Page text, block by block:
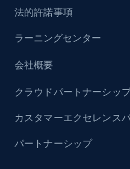
image, Name,
法的許諾事項
ラーニングセンター
会社概要
クラウドパートナーシッ
カスタマーエクセレンス
パートナーシップ